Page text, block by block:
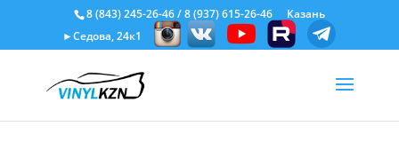
8 (843) 245-26-46/8 (937) 615-26-46
Казань
►Седова, 24к1